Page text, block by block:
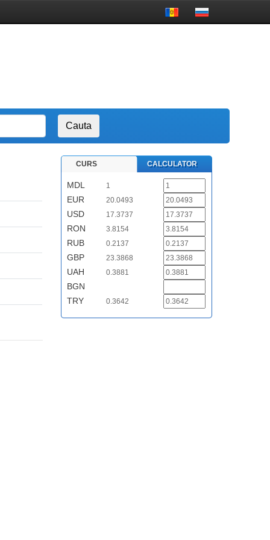
CURS CALCULATOR
MDL 1
EUR 20.0493
USD 17.3737
RON 3.8154
RUB 0.2137
GBP 23.3868
UAH 0.3881
BGN
TRY
0.3642